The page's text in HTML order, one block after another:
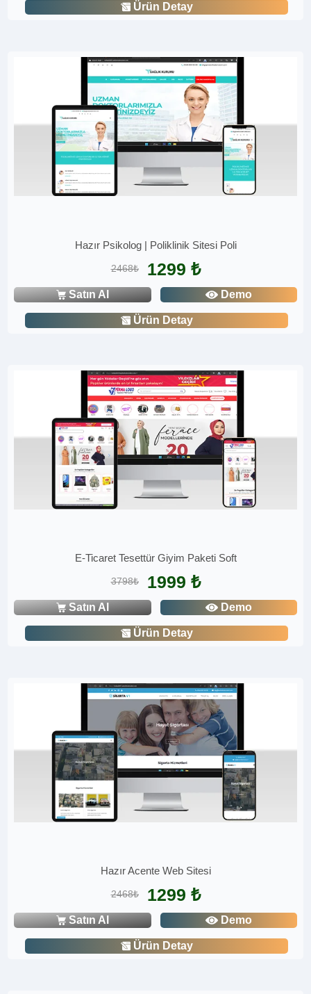
Ürün Detay
Hazır Psikolog | Poliklinik Sitesi Poli
2468₺ 1299 ₺
Satın Al Demo
Ürün Detay
E-Ticaret Tesettür Giyim Paketi Soft
3798₺ 1999 ₺
Satın Al Demo
Ürün Detay
Hazır Acente Web Sitesi
2468₺ 1299 ₺
Satın Al Demo
Ürün Detay